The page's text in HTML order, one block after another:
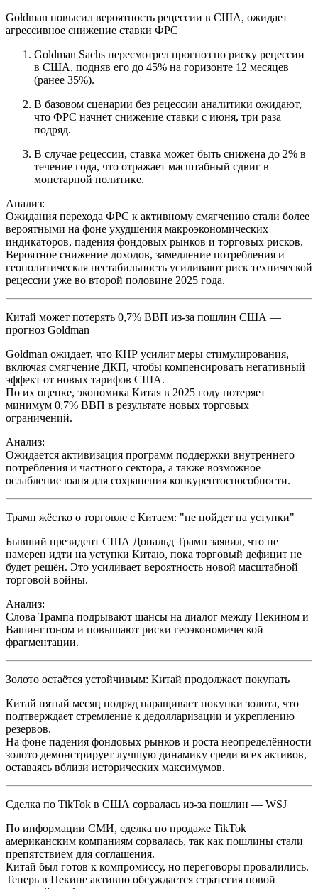
Goldman повысил вероятность рецессии в США, ожидает
агрессивное снижение ставки ФРС
Goldman Sachs пересмотрел прогноз по риску рецессии
в США, подняв его до 45% на горизонте 12 месяцев
(ранее 35%).
В базовом сценарии без рецессии аналитики ожидают,
что ФРС начнёт снижение ставки с июня, три раза
подряд.
В случае рецессии, ставка может быть снижена до 2% в
течение года, что отражает масштабный сдвиг в
монетарной политике.
Анализ:
Ожидания перехода ФРС к активному смягчению стали более
вероятными на фоне ухудшения макроэкономических
индикаторов, падения фондовых рынков и торговых рисков.
Вероятное снижение доходов, замедление потребления и
геополитическая нестабильность усиливают риск технической
рецессии уже во второй половине 2025 года.
Китай может потерять 0,7% ВВП из-за пошлин США —
прогноз Goldman
Goldman ожидает, что КНР усилит меры стимулирования,
включая смягчение ДКП, чтобы компенсировать негативный
эффект от новых тарифов США.
По их оценке, экономика Китая в 2025 году потеряет
минимум 0,7% ВВП в результате новых торговых
ограничений.
Анализ:
Ожидается активизация программ поддержки внутреннего
потребления и частного сектора, а также возможное
ослабление юаня для сохранения конкурентоспособности.
Трамп жёстко о торговле с Китаем: "не пойдет на уступки"
Бывший президент США Дональд Трамп заявил, что не
намерен идти на уступки Китаю, пока торговый дефицит не
будет решён. Это усиливает вероятность новой масштабной
торговой войны.
Анализ:
Слова Трампа подрывают шансы на диалог между Пекином и
Вашингтоном и повышают риски геоэкономической
фрагментации.
Золото остаётся устойчивым: Китай продолжает покупать
Китай пятый месяц подряд наращивает покупки золота, что
подтверждает стремление к дедолларизации и укреплению
резервов.
На фоне падения фондовых рынков и роста неопределённости
золото демонстрирует лучшую динамику среди всех активов,
оставаясь вблизи исторических максимумов.
Сделка по TikTok в США сорвалась из-за пошлин — WSJ
По информации СМИ, сделка по продаже TikTok
американским компаниям сорвалась, так как пошлины стали
препятствием для соглашения.
Китай был готов к компромиссу, но переговоры провалились.
Теперь в Пекине активно обсуждается стратегия новой